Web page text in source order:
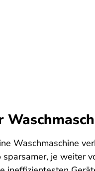
Waschmaschine
je